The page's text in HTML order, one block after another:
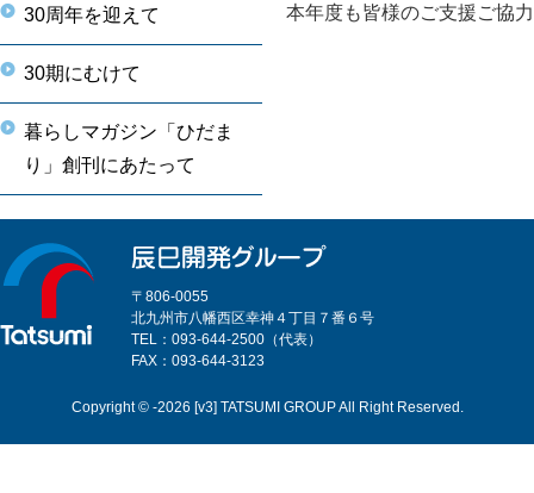
本年度も皆様のご支援ご協
30周年を迎えて
30期にむけて
暮らしマガジン「ひだま
り」創刊にあたって
〒806-0055
北九州市八幡西区幸神４丁目７番６号
TEL：093-644-2500（代表）
FAX：093-644-3123
Copyright © -2026 [v3] TATSUMI GROUP All Right Reserved.